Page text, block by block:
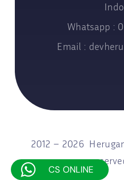
Whatsapp :
Email :
2012 – 2026
CS ONLINE